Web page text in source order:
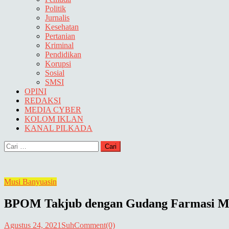
Politik
Jurnalis
Kesehatan
Pertanian
Kriminal
Pendidikan
Korupsi
Sosial
SMSI
OPINI
REDAKSI
MEDIA CYBER
KOLOM IKLAN
KANAL PILKADA
Cari
untuk:
Musi Banyuasin
BPOM Takjub dengan Gudang Farmasi
Agustus 24, 2021 SuhComment(0)